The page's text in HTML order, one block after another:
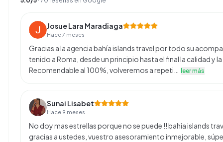
Josue Lara Maradiaga
Hace 7 meses
Gracias a la agencia bahía islands travel por todo su
tenido a Roma, desde un principio hasta el final la calidad y
Recomendable al 100%, volveremos a repeti…
leer más
Sunai Lisabet
Hace 9 meses
No doy mas estrellas porque no se puede !! bahia islands
gracias a ustedes, vuestro asesoramiento inmejorable,